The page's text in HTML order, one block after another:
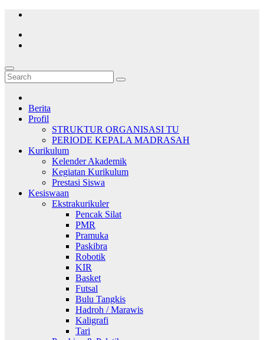
Skip
content
Berita
Profil
STRUKTUR ORGANISASI TU
PERIODE KEPALA MADRASAH
Kurikulum
Kelender Akademik
Kegiatan Kurikulum
Prestasi Siswa
Kesiswaan
Ekstrakurikuler
Pencak Silat
PMR
Pramuka
Paskibra
Robotik
KIR
Basket
Futsal
Bulu Tangkis
Hadroh / Marawis
Kaligrafi
Tari